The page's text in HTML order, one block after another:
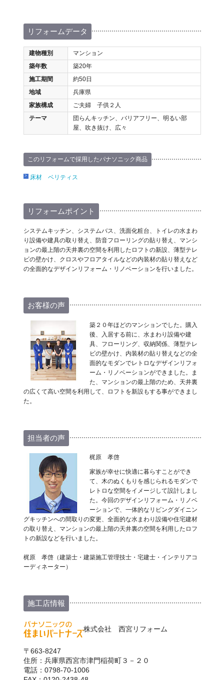
リフォームデータ
建物種別
マンション
築年数
築20年
施工期間
約50日
地域
兵庫県
家族構成
ご夫婦 子供２人
テーマ
団らんキッチン、バリアフリー、明るい部
屋、吹き抜け、広々
このリフォームで採用したパナソニック商品
床材 ベリティス
リフォームポイント
システムキッチン、システムバス、洗面化粧台、トイレの水まわ
り設備や建具の取り替え、防音フローリングの貼り替え、マンシ
ョンの最上階の天井裏の空間を利用したロフトの新設、薄型テレ
ビの壁かけ、クロスやフロアタイルなどの内装材の貼り替えなど
の全面的なデザインリフォーム・リノベーションを行いました。
お客様の声
築２０年ほどのマンションでした。購入
後、入居する前に、水まわり設備や建
具、フローリング、収納関係、薄型テレ
ビの壁かけ、内装材の貼り替えなどの全
面的なモダンでレトロなデザインリフォ
ーム・リノベーションができました。ま
た、マンションの最上階のため、天井裏
の広くて高い空間を利用して、ロフトを新設もする事ができまし
た。
担当者の声
梶原 孝啓
家族が幸せに快適に暮らすことができ
て、木のぬくもりを感じられるモダンで
レトロな空間をイメージして設計しまし
た。今回のデザインリフォーム・リノベ
ーションで、一体的なリビングダイニン
グキッチンへの間取りの変更、全面的な水まわり設備や住宅建材
の取り替え、マンションの最上階の天井裏の空間を利用したロフ
トの新設などを行いました。
梶原 孝啓（建築士・建築施工管理技士・宅建士・インテリアコ
ーディネーター）
施工店情報
株式会社 西宮リフォーム
〒663-8247
住所：兵庫県西宮市津門稲荷町３－２０
電話：0798-70-1006